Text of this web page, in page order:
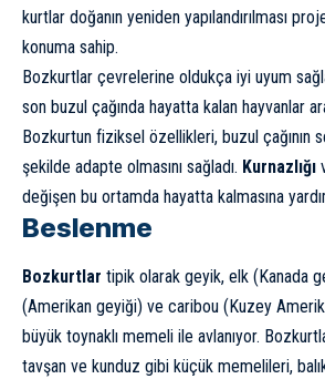
kurtlar doğanın yeniden yapılandırılması
konuma sahip.
Bozkurtlar çevrelerine oldukça iyi uyum
son buzul çağında hayatta kalan hayvanlar
Bozkurtun fiziksel özellikleri, buzul çağının
şekilde adapte olmasını sağladı. Kurnazlığı
değişen bu ortamda hayatta kalmasına
Beslenme
Bozkurtlar tipik olarak geyik, elk (Kanada
(Amerikan geyiği) ve caribou (Kuzey
büyük toynaklı memeli ile avlanıyor.
tavşan ve kunduz gibi küçük memelileri,